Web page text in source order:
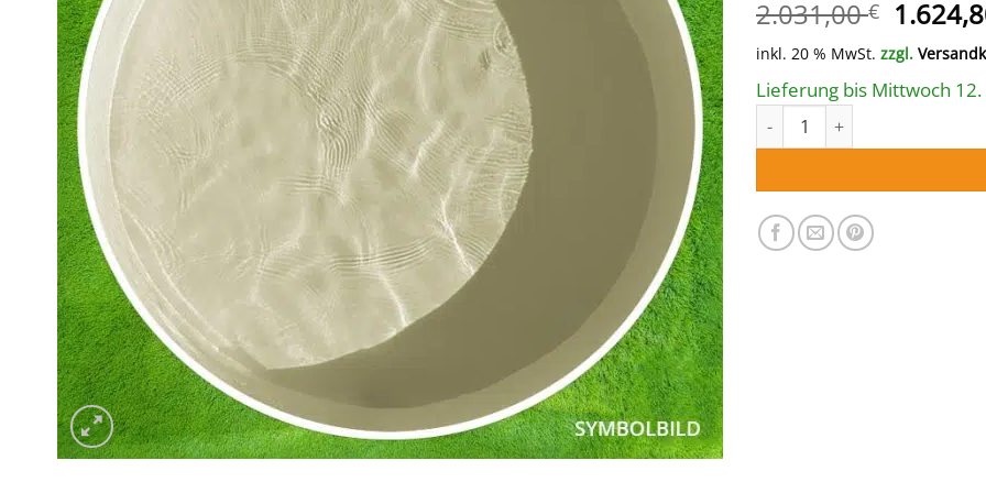
2.031,00€
Preis
war:
inkl. 20 % MwSt. zzgl.
Lieferung bis Mittwoch 12.
Einzelbecken Stahl­wand-